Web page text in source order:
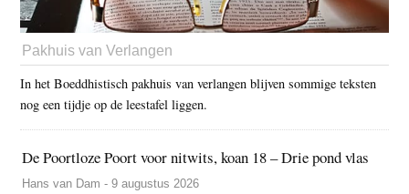
Pakhuis van Verlangen
In het Boeddhistisch pakhuis van verlangen blijven sommige teksten
nog een tijdje op de leestafel liggen.
De Poortloze Poort voor nitwits, koan 18 – Drie pond vlas
Hans van Dam - 9 augustus 2026